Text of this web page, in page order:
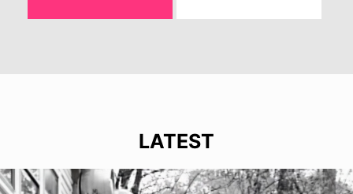
LATEST